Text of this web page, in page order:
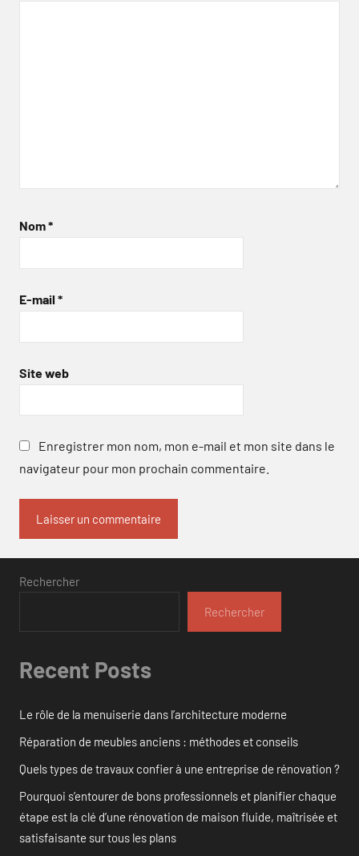
Nom*
E-mail *
Site web
Enregistrer mon nom, mon e-mail et mon site dans le
navigateur pour mon prochain commentaire.
Rechercher
Rechercher
Recent Posts
Le rôle de la menuiserie dans l’architecture moderne
Réparation de meubles anciens : méthodes et conseils
Quels types de travaux confier à une entreprise de rénovation ?
Pourquoi s’entourer de bons professionnels et planifier chaque
étape est la clé d’une rénovation de maison fluide, maîtrisée et
satisfaisante sur tous les plans